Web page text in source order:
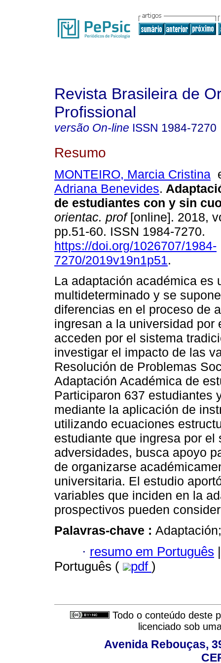
Revista Brasileira de
Profissional
versão On-line ISSN 1984-7270
Resumo
MONTEIRO, Marcia Cristina
Adriana Benevides.
de estudiantes con y sin
orientac. prof[online]. 2018,
pp.51-60. ISSN 1984-7270.
https://doi.org/1026707/1984-
7270/2019v19n1p51.
La adaptación académica es
multideterminado y se
diferencias en el proceso de
ingresan a la universidad
acceden por el sistema
investigar el impacto de las
Resolución de Problemas
Adaptación Académica de
Participaron 637 estudiantes
mediante la aplicación de
utilizando ecuaciones
estudiante que ingresa por
adversidades, busca apoyo
de organizarse
universitaria. El estudio
variables que inciden en la
prospectivos pueden
Palavras-chave :
· resumo em Português |
Português (
pdf )
Todo o conteúdo deste
licenciado sob
Avenida Rebouças,